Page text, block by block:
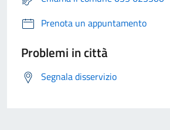
Prenota un appuntamento
Problemi in città
Segnala disservizio